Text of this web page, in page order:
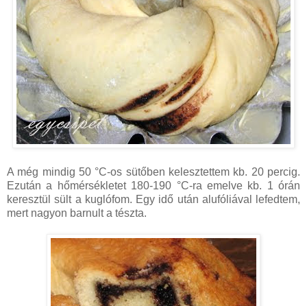
A még mindig 50 °C-os sütőben kelesztettem kb. 20 percig.
Ezután a hőmérsékletet 180-190 °C-ra emelve kb. 1 órán
keresztül sült a kuglófom. Egy idő után alufóliával lefedtem,
mert nagyon barnult a tészta.